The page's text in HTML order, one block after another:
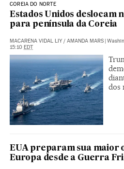
COREIA DO NORTE
Estados Unidos deslocam
para península da Coreia
MACARENA VIDAL LIY / AMANDA MARS |
15:10 EDT
dos
EUA preparam sua maior
Europa desde a Guerra